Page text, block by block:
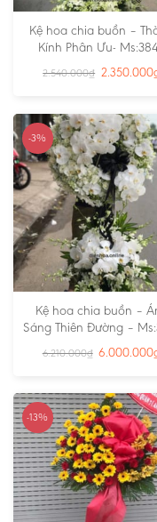
Kệ hoa chia buồn –
Kính Phân Ưu-
2.540.000₫ 2.350.000
-3%
Kệ hoa chia buồn –
Sáng Thiên Đường –
6.210.000₫ 6.000.000
-13%